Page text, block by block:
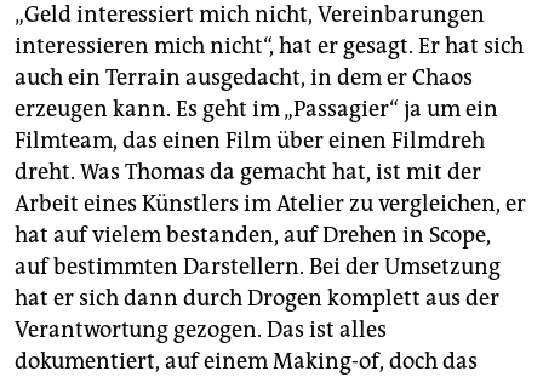
„Geld interessiert mich nicht, Vereinbarungen
interessieren mich nicht“, hat er gesagt. Er hat sich
auch ein Terrain ausgedacht, in dem er Chaos
erzeugen kann. Es geht im „Passagier“ ja um ein
Filmteam, das einen Film über einen Filmdreh
dreht. Was Thomas da gemacht hat, ist mit der
Arbeit eines Künstlers im Atelier zu vergleichen, er
hat auf vielem bestanden, auf Drehen in Scope,
auf bestimmten Darstellern. Bei der Umsetzung
hat er sich dann durch Drogen komplett aus der
Verantwortung gezogen. Das ist alles
dokumentiert, auf einem Making-of, doch das